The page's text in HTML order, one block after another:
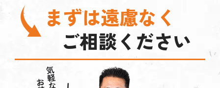
まずは遠慮なく
ご相談ください